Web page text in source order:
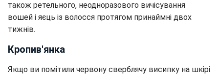
також ретельного, неодноразового вичісування
вошей і яєць із волосся протягом принаймні двох
тижнів.
Кропив'янка
Якщо ви помітили червону сверблячу висипку на шкірі